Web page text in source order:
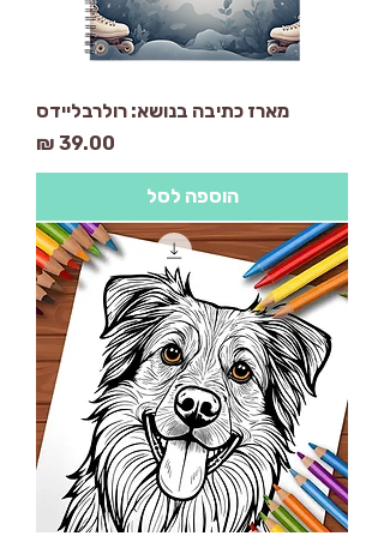
מארז כתיבה בנושא: רולרבליידס
מחיר
הוספה לסל